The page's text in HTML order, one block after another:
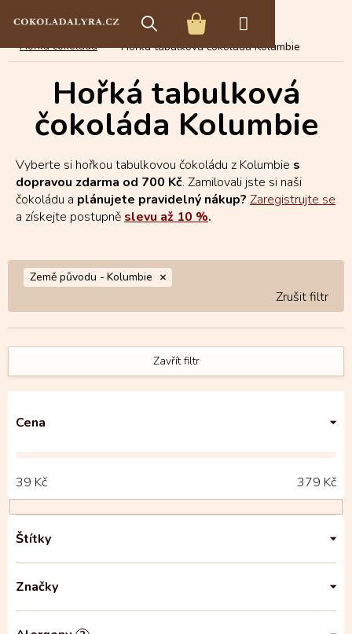
NÁKUPNÍ
KOŠÍK
E-shop s čokoládou Tabulková čokoláda
Hořká čokoláda Hořká tabulková čokoláda Kolumbie
Hořká tabulková
čokoláda Kolumbie
Vyberte si hořkou tabulkovou čokoládu z Kolumbie s
dopravou zdarma od 700 Kč. Zamilovali jste si naši
čokoládu a plánujete pravidelný nákup? Zaregistrujte se
a získejte postupně slevu až 10 %.
Země původu - Kolumbie
Zavřít filtr
Cena
39 Kč 379 Kč
Štítky
Značky